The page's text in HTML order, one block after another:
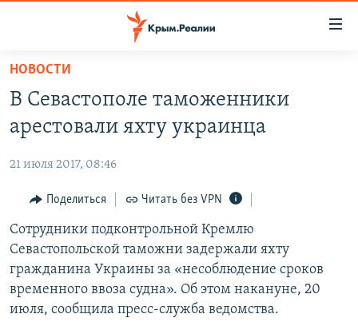
Вернуться
основному
содержанию
Вернутся
навигации
Вернутся
поиску
КАРТА ВОЕННЫХ ОБЪЕКТОВ КРЫМА
11 ЛЕТ ОККУПАЦИИ КРЫМА. 11 ИСТОРИЙ СОПРОТИВЛЕНИЯ
ВОДА
ИСТОРИЯ
ЕЩЕ
ИНТЕРАКТИВ
ТЕЛЕПРОЕКТ КРЫМ.РЕАЛИИ
СОВЕТЫ ПРАВОЗАЩИТНИКОВ
РАДІО СВОБОДА
КАК ОБОЙТИ БЛОКИРОВКУ
Українською
НОВОСТИ
В Севастополе таможенники
арестовали яхту украинца
21 июля 2017, 08:46
Поделиться Читать без VPN
Сотрудники подконтрольной Кремлю
Севастопольской таможни задержали яхту
гражданина Украины за «несоблюдение сроков
временного ввоза судна». Об этом накануне, 20
июля, сообщила пресс-служба ведомства.